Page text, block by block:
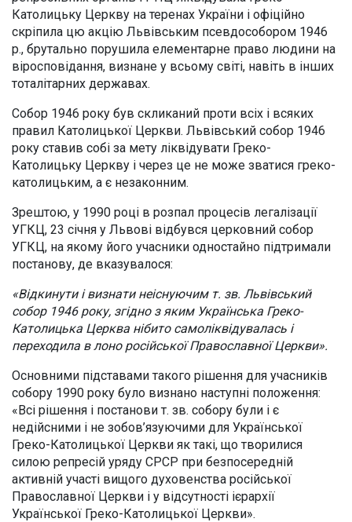
Католицьку Церкву на теренах України і офіційно
скріпила цю акцію Львівським псевдособором 1946
р., брутально порушила елементарне право людини на
віросповідання, визнане у всьому світі, навіть в інших
тоталітарних державах.
Собор 1946 року був скликаний проти всіх і всяких
правил Католицької Церкви. Львівський собор 1946
року ставив собі за мету ліквідувати Греко-
Католицьку Церкву і через це не може зватися греко-
католицьким, а є незаконним.
Зрештою, у 1990 році в розпал процесів легалізації
УГКЦ, 23 січня у Львові відбувся церковний собор
УГКЦ, на якому його учасники одностайно підтримали
постанову, де вказувалося:
«Відкинути і визнати неіснуючим т. зв. Львівський
собор 1946 року, згідно з яким Українська Греко-
Католицька Церква нібито самоліквідувалась і
переходила в лоно російської Православної Церкви».
Основними підставами такого рішення для учасників
собору 1990 року було визнано наступні положення:
«Всі рішення і постанови т. зв. собору були і є
недійсними і не зобов’язуючими для Української
Греко-Католицької Церкви як такі, що творилися
силою репресій уряду СРСР при безпосередній
активній участі вищого духовенства російської
Православної Церкви і у відсутності ієрархії
Української Греко-Католицької Церкви».